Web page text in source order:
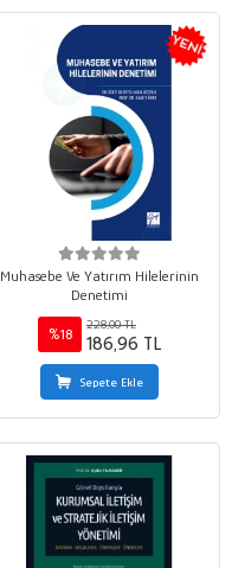
Muhasebe Ve Yatırım Hilelerinin
Denetimi
%18
228,00 TL
186,96 TL
Sepete Ekle